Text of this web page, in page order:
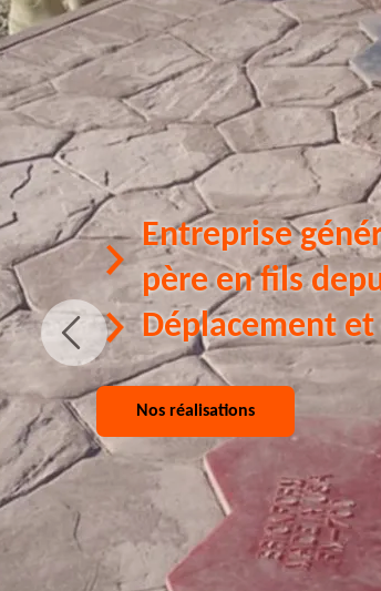
Entreprise
père en fils
Déplacement
Nos réalisations